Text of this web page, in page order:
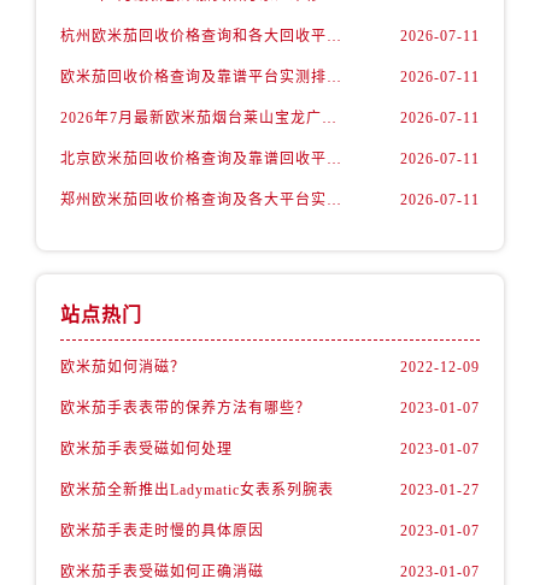
辽宁省铁岭市银州区南马路欧米茄售后服务中心（需提前预约）
辽宁省沈阳市沈河区中街路83号亨得利名表维修授权店1楼欧米茄售后服务中心（需提前预约）
杭州欧米茄回收价格查询和各大回收平台实测排行（2026年7月最新数据） 2026-07-11
欧米茄回收价格查询及靠谱平台实测排行(2026年7月最新) 2026-07-11
2026年7月最新欧米茄烟台莱山宝龙广场维修保养服务电话 2026-07-11
北京欧米茄回收价格查询及靠谱回收平台实测排行（2026年7月最新数据） 2026-07-11
郑州欧米茄回收价格查询及各大平台实测排行(2026年7月最新数据) 2026-07-11
站点热门
欧米茄如何消磁？ 2022-12-09
欧米茄手表表带的保养方法有哪些？ 2023-01-07
欧米茄手表受磁如何处理 2023-01-07
欧米茄全新推出Ladymatic女表系列腕表 2023-01-27
欧米茄手表走时慢的具体原因 2023-01-07
欧米茄手表受磁如何正确消磁 2023-01-07